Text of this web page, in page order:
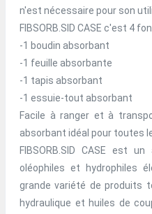
n'est nécessaire pour son
FIBSORB.SID CASE c'est 4
-1 boudin absorbant
-1 feuille absorbante
-1 tapis absorbant
-1 essuie-tout absorbant
Facile à ranger et à
absorbant idéal pour toutes
FIBSORB.SID CASE est
oléophiles et hydrophiles
grande variété de produits
hydraulique et huiles de